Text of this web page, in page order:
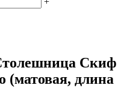
Скиф
(матовая, длина